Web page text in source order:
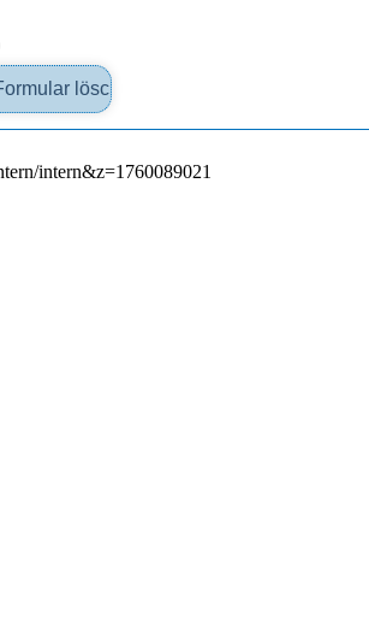
intern&z=1760089021